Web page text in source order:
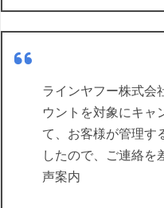
ラインヤフー株式会
ウントを対象にキャ
て、お客様が管理す
したので、ご連絡を
声案内